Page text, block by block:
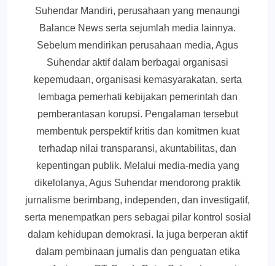
Suhendar Mandiri, perusahaan yang menaungi
Balance News serta sejumlah media lainnya.
Sebelum mendirikan perusahaan media, Agus
Suhendar aktif dalam berbagai organisasi
kepemudaan, organisasi kemasyarakatan, serta
lembaga pemerhati kebijakan pemerintah dan
pemberantasan korupsi. Pengalaman tersebut
membentuk perspektif kritis dan komitmen kuat
terhadap nilai transparansi, akuntabilitas, dan
kepentingan publik. Melalui media-media yang
dikelolanya, Agus Suhendar mendorong praktik
jurnalisme berimbang, independen, dan investigatif,
serta menempatkan pers sebagai pilar kontrol sosial
dalam kehidupan demokrasi. Ia juga berperan aktif
dalam pembinaan jurnalis dan penguatan etika